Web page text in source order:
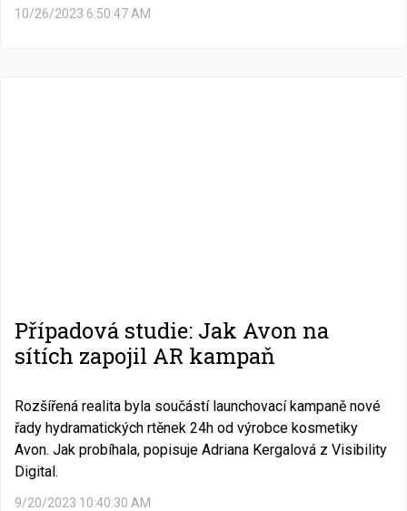
10/26/2023 6:50:47 AM
Případová studie: Jak Avon na
sítích zapojil AR kampaň
Rozšířená realita byla součástí launchovací kampaně nové
řady hydramatických rtěnek 24h od výrobce kosmetiky
Avon. Jak probíhala, popisuje Adriana Kergalová z Visibility
Digital.
9/20/2023 10:40:30 AM